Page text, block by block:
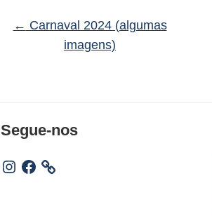
← Carnaval 2024 (algumas
imagens)
Segue-nos
Instagram
Facebook